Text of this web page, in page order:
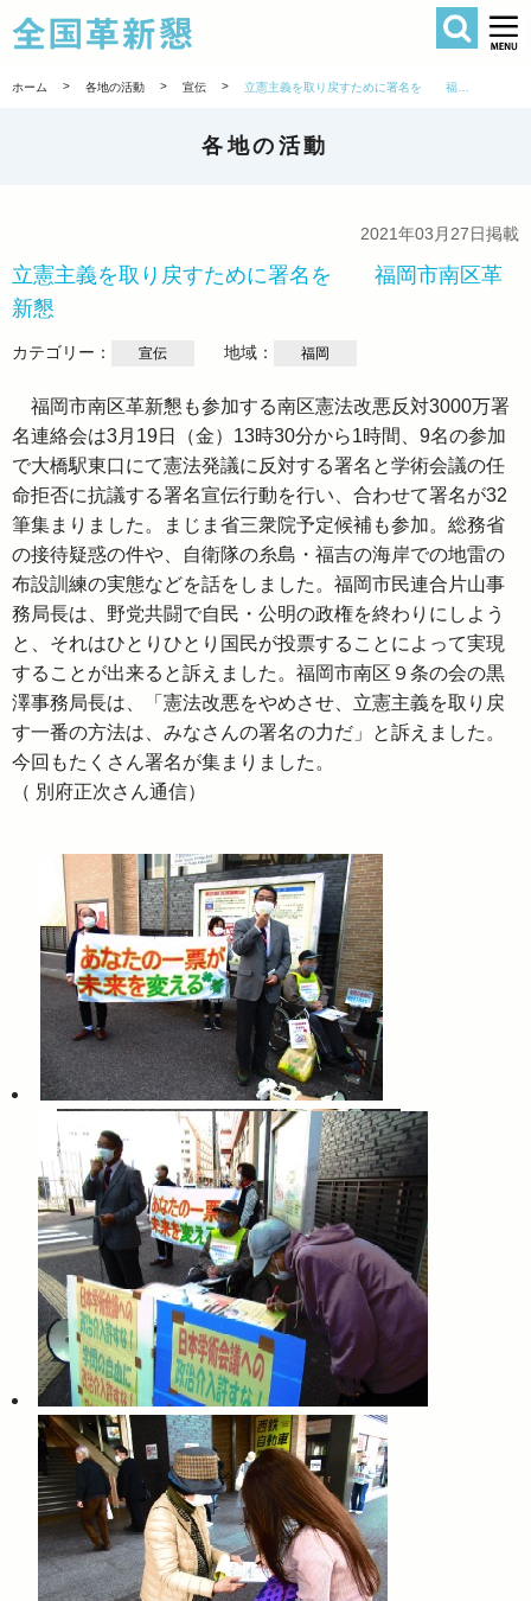
全国革新懇
検索
ホーム > 各地の活動 > 宣伝 >
各地の活動
2021年03月27日掲載
立憲主義を取り戻すために署名を 福岡市南区革
新懇
カテゴリー： 宣伝 地域： 福岡
福岡市南区革新懇も参加する南区憲法改悪反対3000万署
名連絡会は3月19日（金）13時30分から1時間、9名の参加
で大橋駅東口にて憲法発議に反対する署名と学術会議の任
命拒否に抗議する署名宣伝行動を行い、合わせて署名が32
筆集まりました。まじま省三衆院予定候補も参加。総務省
の接待疑惑の件や、自衛隊の糸島・福吉の海岸での地雷の
布設訓練の実態などを話をしました。福岡市民連合片山事
務局長は、野党共闘で自民・公明の政権を終わりにしよう
と、それはひとりひとり国民が投票することによって実現
することが出来ると訴えました。福岡市南区９条の会の黒
澤事務局長は、「憲法改悪をやめさせ、立憲主義を取り戻
す一番の方法は、みなさんの署名の力だ」と訴えました。
今回もたくさん署名が集まりました。
（ 別府正次さん通信）